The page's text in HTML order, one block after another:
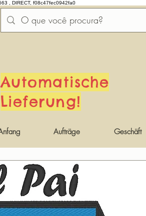
, DIRECT, f08c47fec0942fa0
Automatische
Lieferung!
Aufträge Geschäft